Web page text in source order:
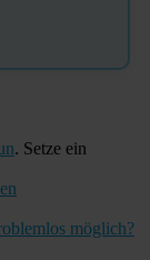
. Setze ein
möglich?